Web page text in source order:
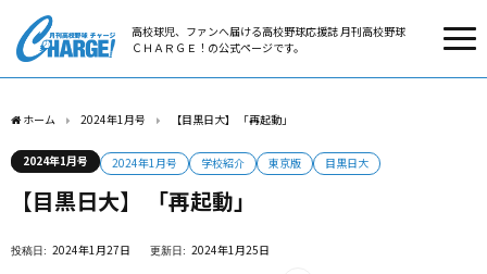
高校球児、ファンへ届ける高校野球応援誌 月刊高校野球
ＣＨＡＲＧＥ！の公式ページです。
ホーム 2024年1月号 【目黒日大】 「再起動」
2024年1月号 2024年1月号 学校紹介 東京版 目黒日大
【目黒日大】 「再起動」
2024年1月27日 2024年1月25日